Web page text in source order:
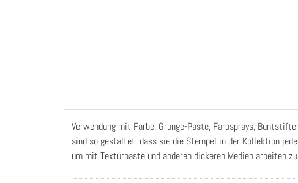
Verwendung mit Farbe, Grunge-Paste, Farbsprays,
sind so gestaltet, dass sie die Stempel in der Kollektion
um mit Texturpaste und anderen dickeren Medien arbeiten